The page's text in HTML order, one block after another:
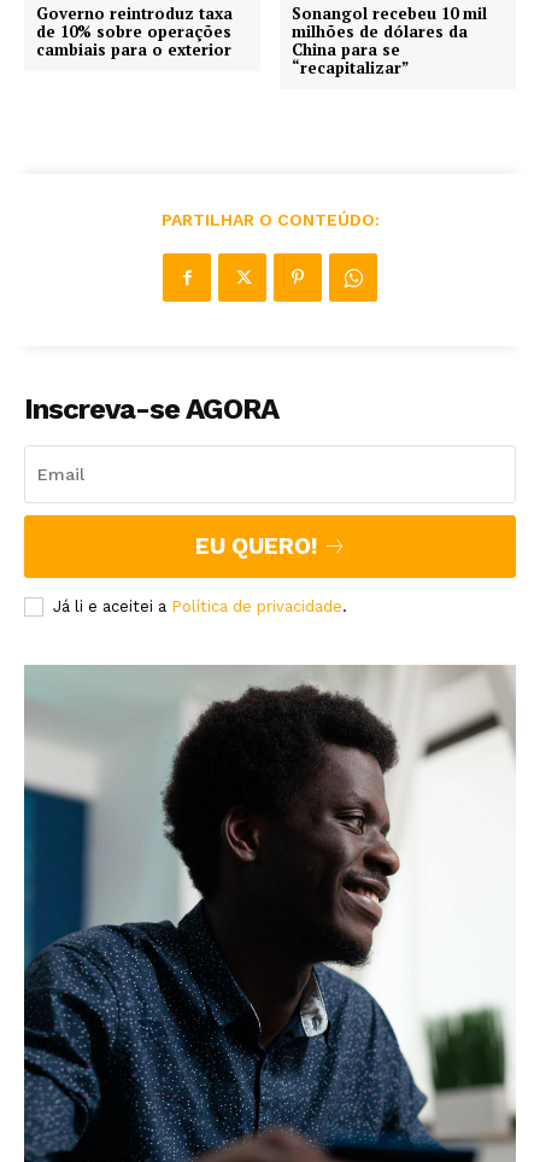
Governo reintroduz taxa
de 10% sobre operações
cambiais para o exterior
Sonangol recebeu 10 mil
milhões de dólares da
China para se
“recapitalizar”
PARTILHAR O CONTEÚDO:
Inscreva-se AGORA
EU QUERO!
Já li e aceitei a Política de privacidade.